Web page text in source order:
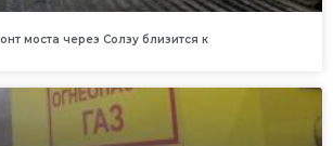
моста через Солзу близится к